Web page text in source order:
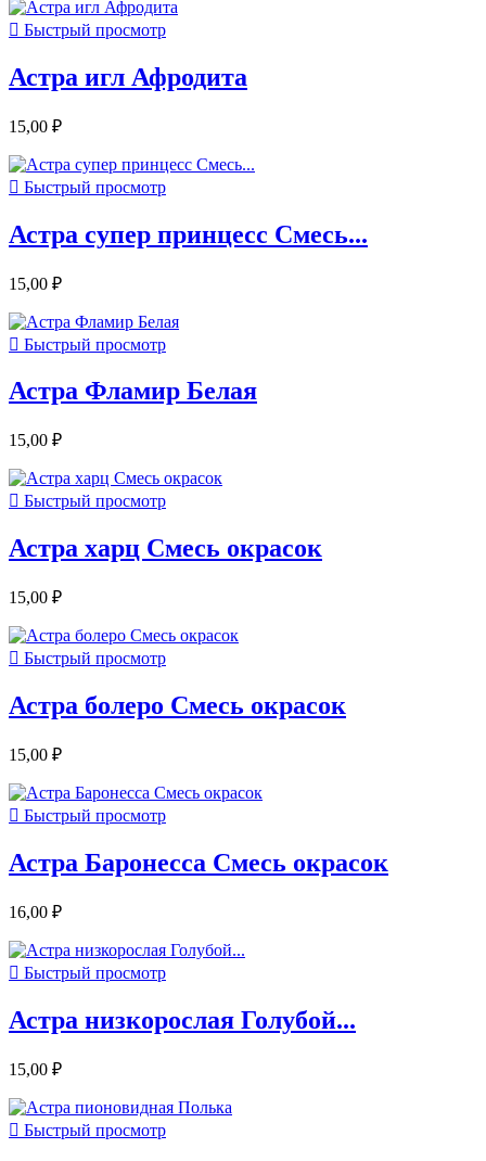
 Быстрый просмотр
Астра игл Афродита
15,00 ₽
 Быстрый просмотр
Астра супер принцесс Смесь...
15,00 ₽
 Быстрый просмотр
Астра Фламир Белая
15,00 ₽
 Быстрый просмотр
Астра харц Смесь окрасок
15,00 ₽
 Быстрый просмотр
Астра болеро Смесь окрасок
15,00 ₽
 Быстрый просмотр
Астра Баронесса Смесь окрасок
16,00 ₽
 Быстрый просмотр
Астра низкорослая Голубой...
15,00 ₽
 Быстрый просмотр